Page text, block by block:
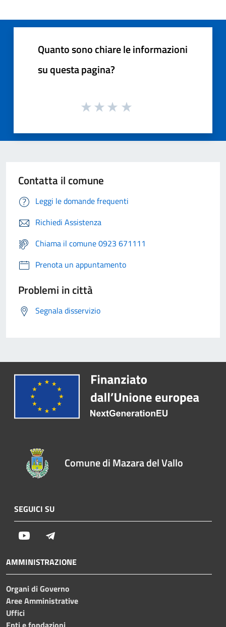
Quanto sono chiare le informazioni
su questa pagina?
Contatta il comune
Leggi le domande frequenti
Richiedi Assistenza
Chiama il comune 0923 671111
Prenota un appuntamento
Problemi in città
Segnala disservizio
Comune di Mazara del Vallo
SEGUICI SU
Youtube
AMMINISTRAZIONE
Organi di Governo
Aree Amministrative
Uffici